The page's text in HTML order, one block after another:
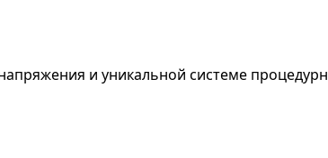
и уникальной системе